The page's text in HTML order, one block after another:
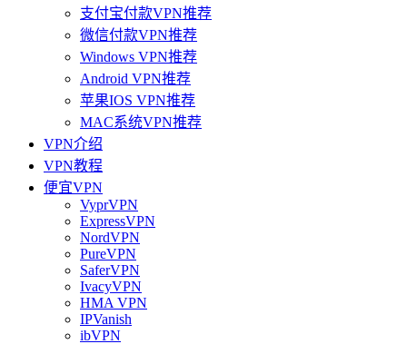
支付宝付款VPN推荐
微信付款VPN推荐
Windows VPN推荐
Android VPN推荐
苹果IOS VPN推荐
MAC系统VPN推荐
VPN介绍
VPN教程
便宜VPN
VyprVPN
ExpressVPN
NordVPN
PureVPN
SaferVPN
IvacyVPN
HMA VPN
IPVanish
ibVPN